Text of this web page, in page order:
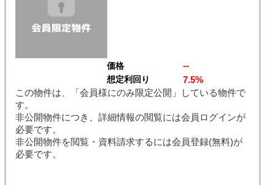
価格 --
想定利回り
7.5%
この物件は、「会員様にのみ限定公開」している物件で
す。
非公開物件につき、詳細情報の閲覧には会員ログインが
必要です。
非公開物件を閲覧・資料請求するには会員登録(無料)が
必要です。